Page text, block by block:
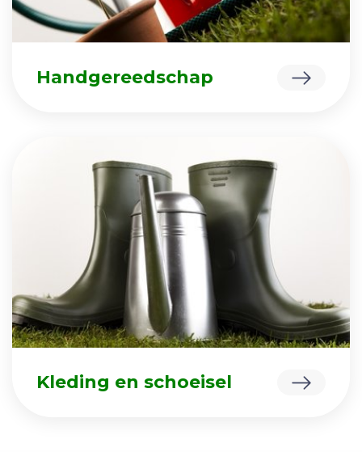
Handgereedschap
Kleding en schoeisel